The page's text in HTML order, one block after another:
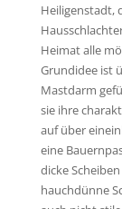
Heiligenstadt,
Heimat alle
Grundidee ist
Mastdarm
sie ihre
auf über
eine
dicke
hauchdünne